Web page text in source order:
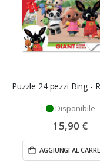
Disponibile
15,90 €
AGGIUNGI AL